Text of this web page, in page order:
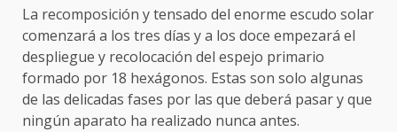
La recomposición y tensado del enorme escudo solar
comenzará a los tres días y a los doce empezará el
despliegue y recolocación del espejo primario
formado por 18 hexágonos. Estas son solo algunas
de las delicadas fases por las que deberá pasar y que
ningún aparato ha realizado nunca antes.